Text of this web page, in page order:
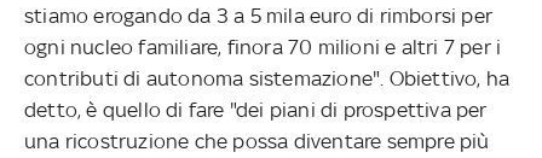
stiamo erogando da 3 a 5 mila euro di rimborsi per
ogni nucleo familiare, finora 70 milioni e altri 7 per i
contributi di autonoma sistemazione". Obiettivo, ha
detto, è quello di fare "dei piani di prospettiva per
una ricostruzione che possa diventare sempre più